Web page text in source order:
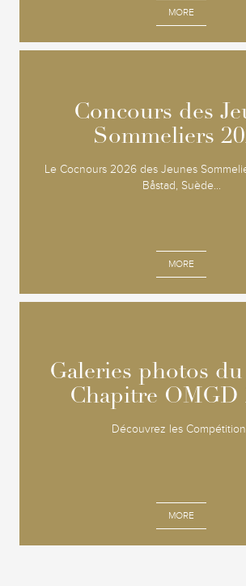
MORE
Concours des
Sommeliers
Le Cocnours 2026 des Jeunes
Båstad, Suède...
MORE
Concours des
Sommeliers
Galeries photos
Chapitre OMGD
Découvrez les
MORE
Galeries photos
Chapitre OMGD